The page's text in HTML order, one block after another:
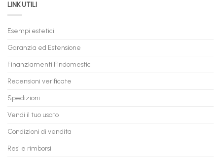
anche
a
in
con
LINK UTILI
Esempi estetici
Garanzia ed Estensione
Finanziamenti Findomestic
Recensioni verificate
Spedizioni
Vendi il tuo usato
Condizioni di vendita
Resi e rimborsi